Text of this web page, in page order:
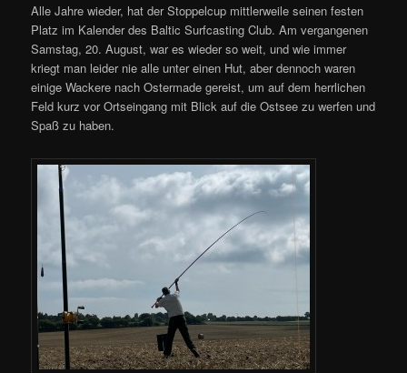
Alle Jahre wieder, hat der Stoppelcup mittlerweile seinen festen
Platz im Kalender des Baltic Surfcasting Club. Am vergangenen
Samstag, 20. August, war es wieder so weit, und wie immer
kriegt man leider nie alle unter einen Hut, aber dennoch waren
einige Wackere nach Ostermade gereist, um auf dem herrlichen
Feld kurz vor Ortseingang mit Blick auf die Ostsee zu werfen und
Spaß zu haben.